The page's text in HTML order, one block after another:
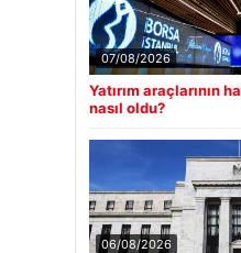
07/08/2026
Yatırım araçlarının
nasıl oldu?
06/08/2026